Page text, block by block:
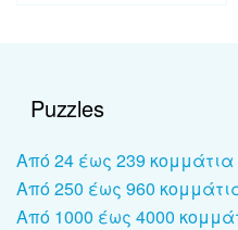
Puzzles
Από 24 έως 239 κομμάτια
Από 250 έως 960
Από 1000 έως 4000